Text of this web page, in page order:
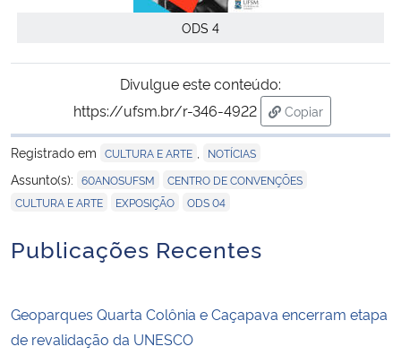
ODS 4
Divulgue este conteúdo:
https://ufsm.br/r-346-4922
Copiar
para área de
Registrado em CULTURA E ARTE NOTÍCIAS
Assunto(s): 60ANOSUFSM CENTRO DE CONVENÇÕES
CULTURA E ARTE EXPOSIÇÃO ODS 04
Publicações Recentes
Geoparques Quarta Colônia e Caçapava encerram etapa
de revalidação da UNESCO